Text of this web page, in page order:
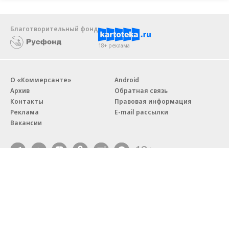
Благотворительный фонд
18+ реклама
О «Коммерсанте»
Архив
Контакты
Реклама
Вакансии
Android
Обратная связь
Правовая информация
E-mail рассылки
18+